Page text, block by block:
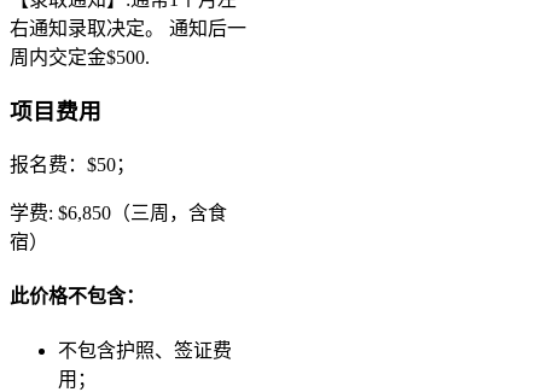
右通知录取决定。 通知后一
周内交定金$500.
项目费用
报名费：$50；
学费: $6,850（三周，含食
宿）
此价格不包含：
不包含护照、签证费
用；